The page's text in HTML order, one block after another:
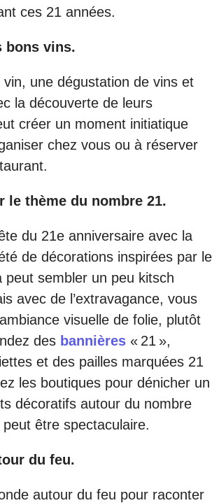
ces 21 années.
bons vins.
une dégustation de vins et
la découverte de leurs
créer un moment initiatique
chez vous ou à réserver
le thème du nombre 21.
du 21e anniversaire avec la
de décorations inspirées par le
peut sembler un peu kitsch
avec de l’extravagance, vous
visuelle de folie, plutôt
des bannières « 21 »,
et des pailles marquées 21
les boutiques pour dénicher un
décoratifs autour du nombre
peut être spectaculaire.
du feu.
autour du feu pour raconter